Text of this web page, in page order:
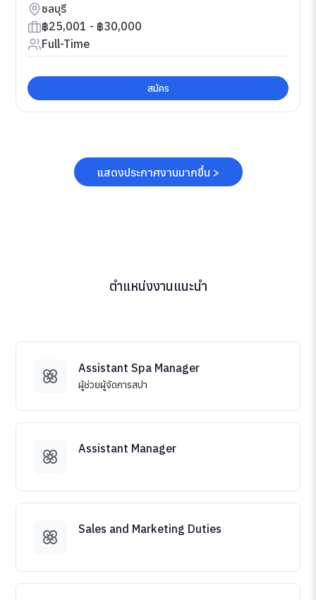
ชลบุรี
฿25,001 - ฿30,000
Full-Time
สมัคร
แสดงประกาศงานมากขึ้น >
ตำแหน่งงานแนะนำ
Assistant Spa Manager
ผู้ช่วยผู้จัดการสปา
Assistant Manager
Sales and Marketing Duties